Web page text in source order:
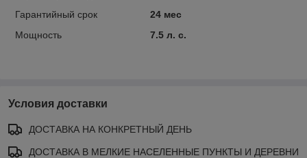
Гарантийный срок
24 мес
Мощность
7.5 л. с.
Условия доставки
ДОСТАВКА НА КОНКРЕТНЫЙ ДЕНЬ
ДОСТАВКА В МЕЛКИЕ НАСЕЛЕННЫЕ ПУНКТЫ И ДЕРЕВНИ